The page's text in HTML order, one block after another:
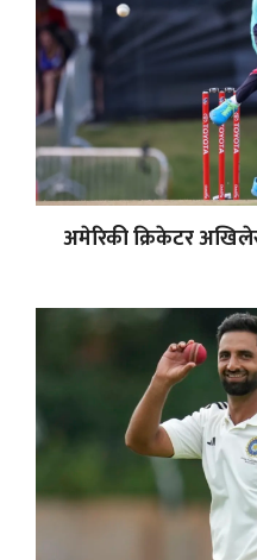
अमेरिकी क्रिकेटर अखिलेस